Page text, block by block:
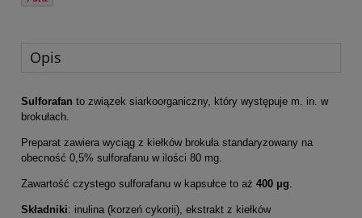
Opis
Sulforafan to związek siarkoorganiczny, który występuje m. in. w
brokułach.
Preparat zawiera wyciąg z kiełków brokuła standaryzowany na
obecność 0,5% sulforafanu w ilości 80 mg.
Zawartość czystego sulforafanu w kapsułce to aż 400 μg.
Składniki: inulina (korzeń cykorii), ekstrakt z kiełków